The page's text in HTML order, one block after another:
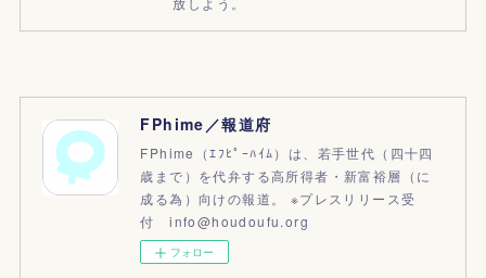
FPhime／報道府
FPhime（ｴﾌﾋﾟｰﾊｲﾑ）は、若手世代（四十四
歳まで）を代弁する高所得者・新富裕層（に
成る為）向けの報道。 ※プレスリリース受
付 info@houdoufu.org
フォロー